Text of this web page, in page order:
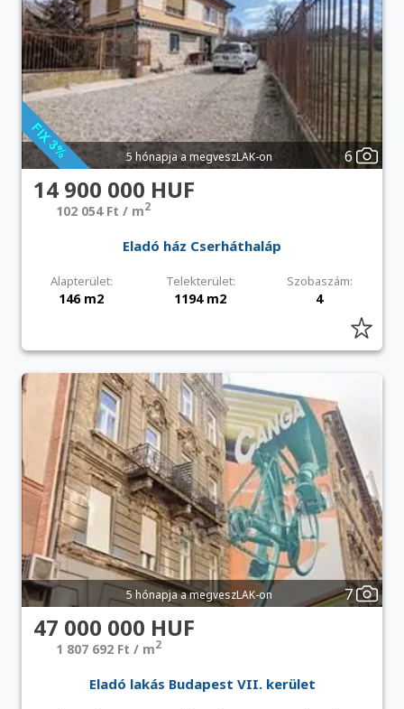
5 hónapja a megveszLAK-on 6
14 900 000 HUF
102 054 Ft / m2
Eladó ház Cserháthaláp
Alapterület: Telekterület: Szobaszám:
146 m2 1194 m2 4
5 hónapja a megveszLAK-on 7
47 000 000 HUF
1 807 692 Ft / m2
Eladó lakás Budapest VII. kerület